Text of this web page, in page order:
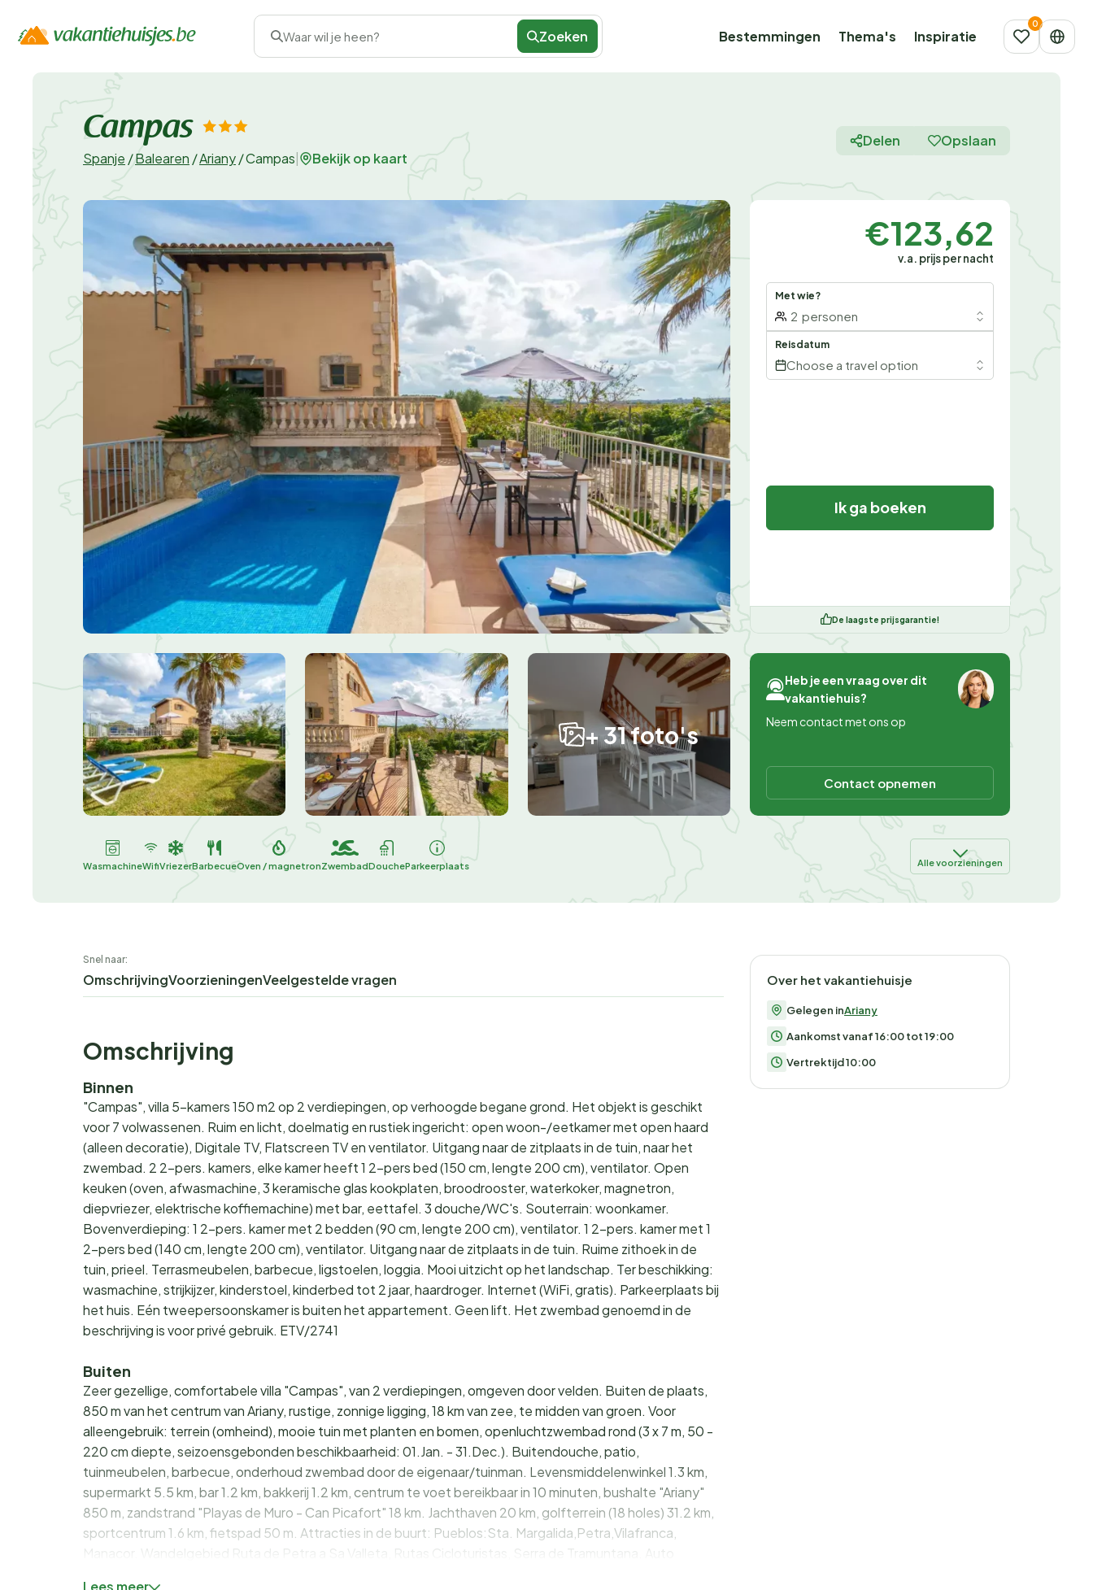
Waar wil je heen? Zoeken Bestemmingen Thema's Inspiratie
Campas
Spanje /Balearen /Ariany/Campas Bekijk op kaart
Delen Opslaan
+ 31 foto's
€123,62
v.a. prijs per nacht
Met wie?
2 personen
Reisdatum
Choose a travel option
Ik ga boeken
De laagste prijsgarantie!
Heb je een vraag over dit
vakantiehuis?
Neem contact met ons op
Contact opnemen
WasmachineWifiVriezerBarbecueOven / magnetronZwembadDoucheParkeerplaats Alle voorzieningen
Snel naar:
OmschrijvingVoorzieningenVeelgestelde vragen
Omschrijving
Binnen
"Campas", villa 5-kamers 150 m2 op 2 verdiepingen, op verhoogde begane grond. Het objekt is geschikt
voor 7 volwassenen. Ruim en licht, doelmatig en rustiek ingericht: open woon-/eetkamer met open haard
(alleen decoratie), Digitale TV, Flatscreen TV en ventilator. Uitgang naar de zitplaats in de tuin, naar het
zwembad. 2 2-pers. kamers, elke kamer heeft 1 2-pers bed (150 cm, lengte 200 cm), ventilator. Open
keuken (oven, afwasmachine, 3 keramische glas kookplaten, broodrooster, waterkoker, magnetron,
diepvriezer, elektrische koffiemachine) met bar, eettafel. 3 douche/WC's. Souterrain: woonkamer.
Bovenverdieping: 1 2-pers. kamer met 2 bedden (90 cm, lengte 200 cm), ventilator. 1 2-pers. kamer met 1
2-pers bed (140 cm, lengte 200 cm), ventilator. Uitgang naar de zitplaats in de tuin. Ruime zithoek in de
tuin, prieel. Terrasmeubelen, barbecue, ligstoelen, loggia. Mooi uitzicht op het landschap. Ter beschikking:
wasmachine, strijkijzer, kinderstoel, kinderbed tot 2 jaar, haardroger. Internet (WiFi, gratis). Parkeerplaats bij
het huis. Eén tweepersoonskamer is buiten het appartement. Geen lift. Het zwembad genoemd in de
beschrijving is voor privé gebruik. ETV/2741
Buiten
Zeer gezellige, comfortabele villa "Campas", van 2 verdiepingen, omgeven door velden. Buiten de plaats,
850 m van het centrum van Ariany, rustige, zonnige ligging, 18 km van zee, te midden van groen. Voor
alleengebruik: terrein (omheind), mooie tuin met planten en bomen, openluchtzwembad rond (3 x 7 m, 50 -
220 cm diepte, seizoensgebonden beschikbaarheid: 01.Jan. - 31.Dec.). Buitendouche, patio,
tuinmeubelen, barbecue, onderhoud zwembad door de eigenaar/tuinman. Levensmiddelenwinkel 1.3 km,
supermarkt 5.5 km, bar 1.2 km, bakkerij 1.2 km, centrum te voet bereikbaar in 10 minuten, bushalte "Ariany"
850 m, zandstrand "Playas de Muro - Can Picafort" 18 km. Jachthaven 20 km, golfterrein (18 holes) 31.2 km,
sportcentrum 1.6 km, fietspad 50 m. Attracties in de buurt: Pueblos:Sta. Margalida,Petra,Vilafranca,
Manacor. Wandelgebied Ruta de Petra a Sa Valleta, Rutas Cicloturistas, Serra de Tramuntana. Auto
Lees meer
Over het vakantiehuisje
Gelegen inAriany
Aankomst vanaf 16:00 tot 19:00
Vertrektijd 10:00